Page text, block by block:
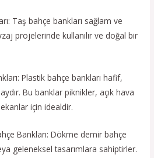
Taş bahçe bankları sağlam ve
projelerinde kullanılır ve doğal bir
Plastik bahçe bankları hafif,
Bu banklar piknikler, açık hava
için idealdir.
Bankları: Dökme demir bahçe
geleneksel tasarımlara sahiptirler.